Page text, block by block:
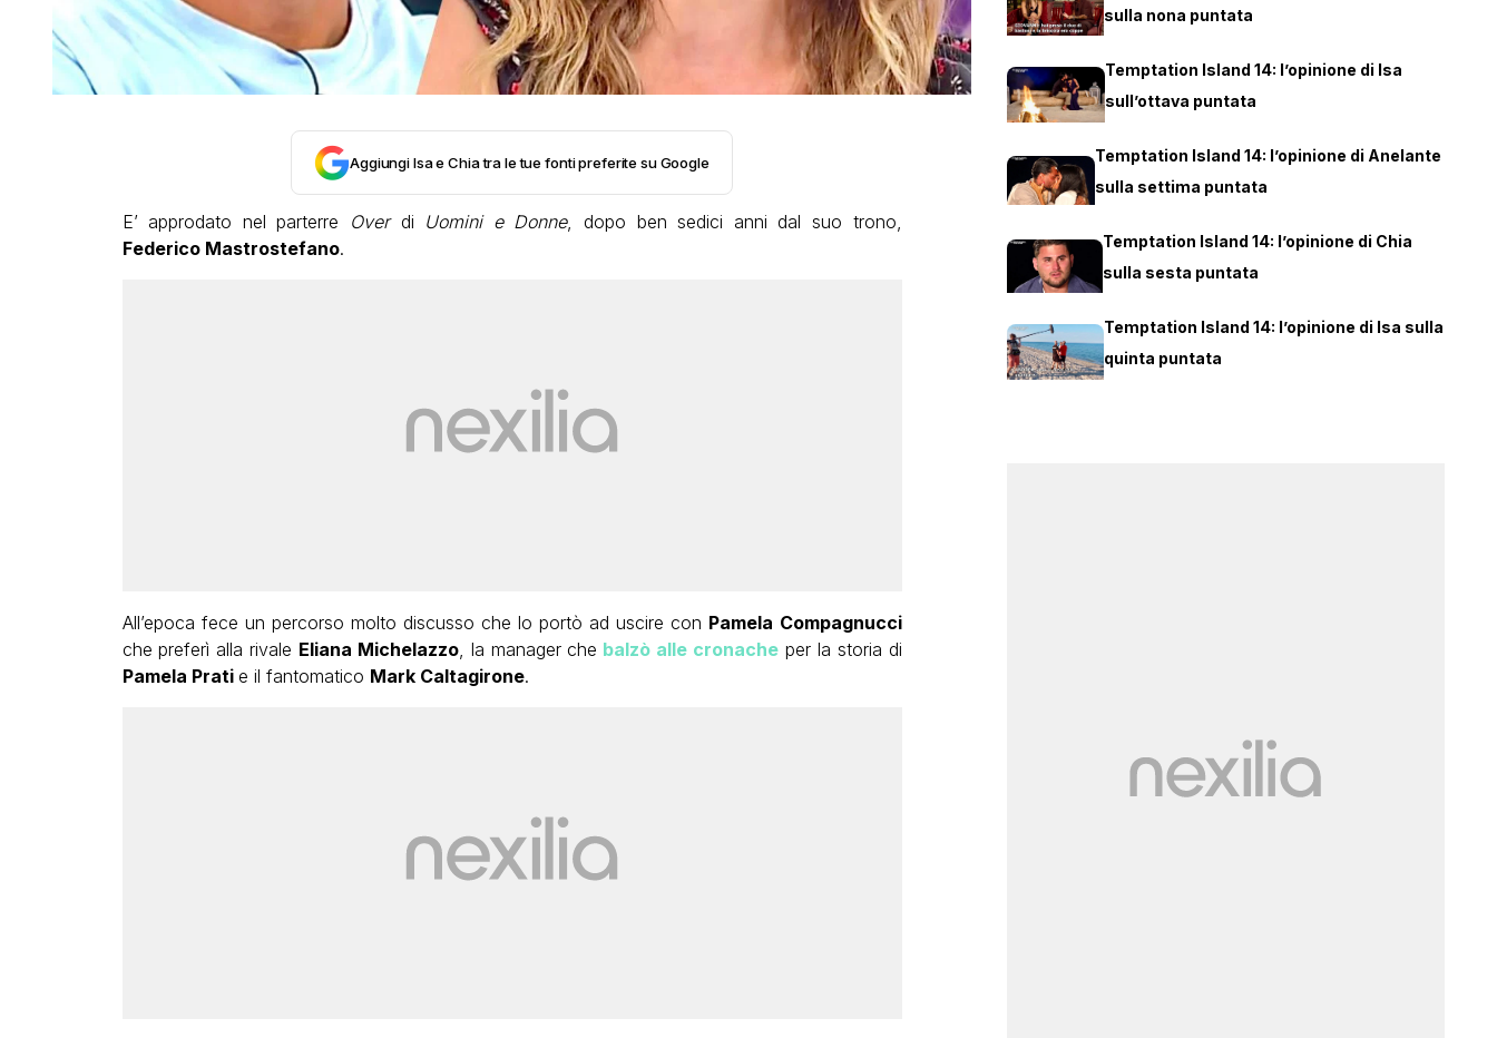
Aggiungi Isa e Chia tra le tue fonti preferite su Google
E’ approdato nel parterre Over di Uomini e Donne, dopo ben sedici anni dal suo trono,
Federico Mastrostefano.
All’epoca fece un percorso molto discusso che lo portò ad uscire con Pamela Compagnucci
che preferì alla rivale Eliana Michelazzo, la manager che balzò alle cronache per la storia di
Pamela Prati e il fantomatico Mark Caltagirone.
sulla nona puntata
Temptation Island 14: l’opinione di Isa
sull’ottava puntata
Temptation Island 14: l’opinione di Anelante
sulla settima puntata
Temptation Island 14: l’opinione di Chia
sulla sesta puntata
Temptation Island 14: l’opinione di Isa sulla
quinta puntata